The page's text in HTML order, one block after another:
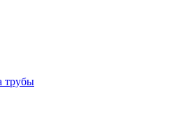
трубы